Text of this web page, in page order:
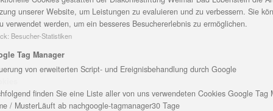
bewegt werden konnte. Gemeinsam wurden
zum Einsatz gebracht. Erste Versuche, die Menschen
gelaufen.
fertig gemacht und das Ergebnis vorgeführt. In der
Das gewebte Kissen passt sehr gut dazu und so
unserer Website, um Leistungen zu evaluieren und zu verbessern. Sie
verwendet werden, um ein besseres Besuchererlebnis zu ermöglichen.
: Besucher-Statistiken
Tag Manager
von erweiterten Script- und Ereignisbehandlung durch Google
finden Sie eine Liste aller von uns verwendeten Cookies Google Tag
/ MusterLäuft ab nachgoogle-tagmanager30 Tage